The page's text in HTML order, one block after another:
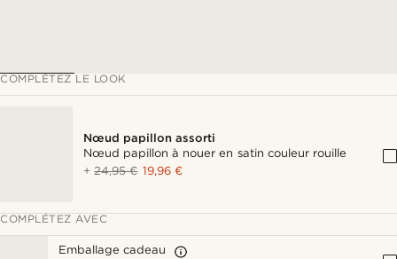
COMPLÉTEZ LE LOOK
Nœud papillon assorti
Nœud papillon à nouer en satin couleur rouille
+24,95 € 19,96 €
COMPLÉTEZ AVEC
Emballage cadeau